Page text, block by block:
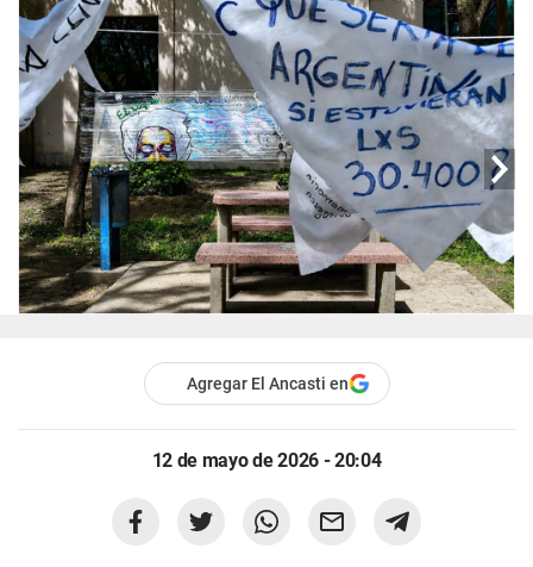
Agregar El Ancasti en
12 de mayo de 2026 - 20:04